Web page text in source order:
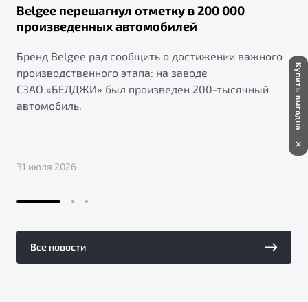
Belgee перешагнул отметку в 200 000
произведенных автомобилей
Бренд Belgee рад сообщить о достижении важного
производственного этапа: на заводе
СЗАО «БЕЛДЖИ» был произведен 200-тысячный
автомобиль.
31 июля 2026
Все новости
Купить выгодно